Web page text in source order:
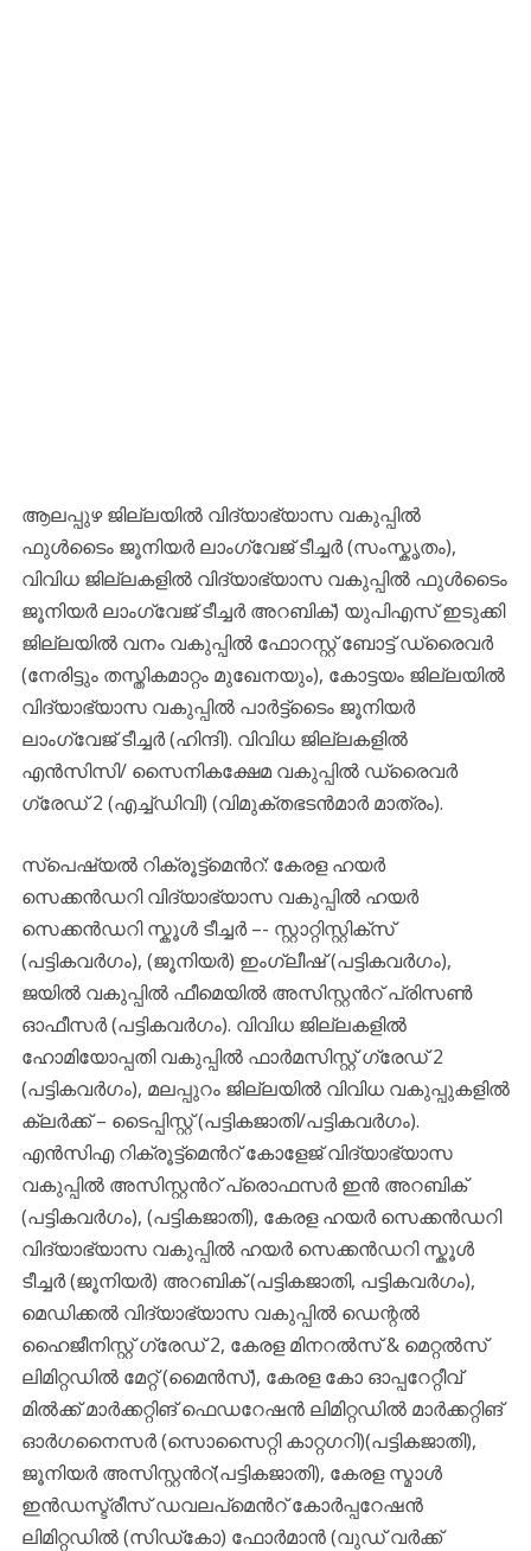
ആലപ്പുഴ ജില്ലയിൽ വിദ്യാഭ്യാസ വകുപ്പിൽ
ഫുൾടൈം ജൂനിയർ ലാംഗ്വേജ് ടീച്ചർ (സംസ്കൃതം),
വിവിധ ജില്ലകളിൽ വിദ്യാഭ്യാസ വകുപ്പിൽ ഫുൾടൈം
ജൂനിയർ ലാംഗ്വേജ് ടീച്ചർ അറബിക്) യുപിഎസ് ഇടുക്കി
ജില്ലയിൽ വനം വകുപ്പിൽ ഫോറസ്റ്റ് ബോട്ട് ഡ്രൈവർ
(നേരിട്ടും തസ്തികമാറ്റം മുഖേനയും), കോട്ടയം ജില്ലയിൽ
വിദ്യാഭ്യാസ വകുപ്പിൽ പാർട്ട്ടൈം ജൂനിയർ
ലാംഗ്വേജ് ടീച്ചർ (ഹിന്ദി). വിവിധ ജില്ലകളിൽ
എൻസിസി/ സൈനികക്ഷേമ വകുപ്പിൽ ഡ്രൈവർ
ഗ്രേഡ് 2 (എച്ച്ഡിവി) (വിമുക്തഭടൻമാർ മാത്രം).
സ്പെഷ്യൽ റിക്രൂട്ട്മെൻറ്: കേരള ഹയർ
സെക്കൻഡറി വിദ്യാഭ്യാസ വകുപ്പിൽ ഹയർ
സെക്കൻഡറി സ്കൂൾ ടീച്ചർ –- സ്റ്റാറ്റിസ്റ്റിക്സ്
(പട്ടികവർഗം), (ജൂനിയർ) ഇംഗ്ലീഷ് (പട്ടികവർഗം),
ജയിൽ വകുപ്പിൽ ഫീമെയിൽ അസിസ്റ്റൻറ് പ്രിസൺ
ഓഫീസർ (പട്ടികവർഗം). വിവിധ ജില്ലകളിൽ
ഹോമിയോപ്പതി വകുപ്പിൽ ഫാർമസിസ്റ്റ് ഗ്രേഡ് 2
(പട്ടികവർഗം), മലപ്പുറം ജില്ലയിൽ വിവിധ വകുപ്പുകളിൽ
ക്ലർക്ക് – ടൈപ്പിസ്റ്റ് (പട്ടികജാതി/പട്ടികവർഗം).
എൻസിഎ റിക്രൂട്ട്മെൻറ് കോളേജ് വിദ്യാഭ്യാസ
വകുപ്പിൽ അസിസ്റ്റൻറ് പ്രൊഫസർ ഇൻ അറബിക്
(പട്ടികവർഗം), (പട്ടികജാതി), കേരള ഹയർ സെക്കൻഡറി
വിദ്യാഭ്യാസ വകുപ്പിൽ ഹയർ സെക്കൻഡറി സ്കൂൾ
ടീച്ചർ (ജൂനിയർ) അറബിക് (പട്ടികജാതി, പട്ടികവർഗം),
മെഡിക്കൽ വിദ്യാഭ്യാസ വകുപ്പിൽ ഡെന്റൽ
ഹൈജീനിസ്റ്റ് ഗ്രേഡ് 2, കേരള മിനറൽസ് & മെറ്റൽസ്
ലിമിറ്റഡിൽ മേറ്റ് (മൈൻസ്), കേരള കോ ഓപ്പറേറ്റീവ്
മിൽക്ക് മാർക്കറ്റിങ് ഫെഡറേഷൻ ലിമിറ്റഡിൽ മാർക്കറ്റിങ്
ഓർഗനൈസർ (സൊസൈറ്റി കാറ്റഗറി)(പട്ടികജാതി),
ജൂനിയർ അസിസ്റ്റൻറ്(പട്ടികജാതി), കേരള സ്മാൾ
ഇൻഡസ്ട്രീസ് ഡവലപ്മെൻറ് കോർപ്പറേഷൻ
ലിമിറ്റഡിൽ (സിഡ്കോ) ഫോർമാൻ (വുഡ് വർക്ക്‌